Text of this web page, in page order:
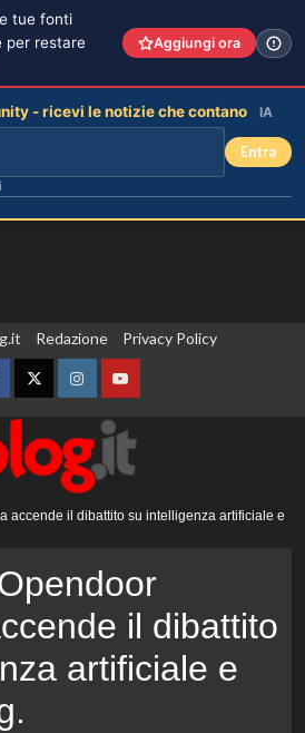
Redazione Privacy Policy
TwitterInstagramYouTube
accende il dibattito su intelligenza artificiale e
il dibattito
artificiale e
tue fonti
per restare
Aggiungi ora
- ricevi le notizie che contano IA
Entra